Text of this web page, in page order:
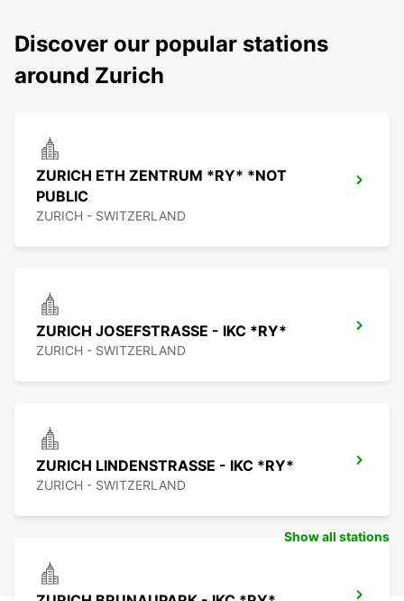
Discover our popular stations
around Zurich
ZURICH ETH ZENTRUM *RY* *NOT
PUBLIC
ZURICH - SWITZERLAND
ZURICH JOSEFSTRASSE - IKC *RY*
ZURICH - SWITZERLAND
ZURICH LINDENSTRASSE - IKC *RY*
ZURICH - SWITZERLAND
Show all stations